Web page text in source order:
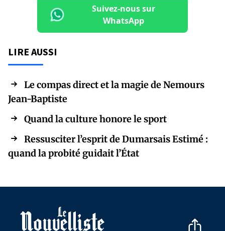
Suivez-nous sur
WhatsApp
LIRE AUSSI
Le compas direct et la magie de Nemours
Jean-Baptiste
Quand la culture honore le sport
Ressusciter l’esprit de Dumarsais Estimé :
quand la probité guidait l’État